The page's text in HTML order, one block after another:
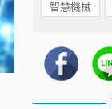
智慧機械